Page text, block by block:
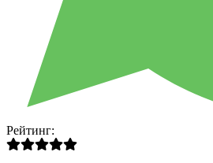
Рейтинг: